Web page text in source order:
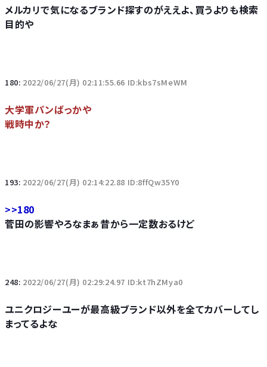
メルカリで気になるブランド探すのがええよ、買うよりも検索
目的や
180: 2022/06/27(月) 02:11:55.66 ID:kbs7sMeWM
大学軍パンばっかや
戦時中か？
193: 2022/06/27(月) 02:14:22.88 ID:8ffQw35Y0
>>180
菅田の影響やろなまぁ昔から一定数おるけど
248: 2022/06/27(月) 02:29:24.97 ID:kt7hZMya0
ユニクロジーユーが最高級ブランド以外を全てカバーしてし
まってるよな